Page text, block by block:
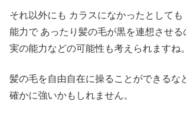
それ以外にも カラスになかったとして
能力で あったり髪の毛が黒を連想させ
実の能力などの可能性も考えられますね。
髪の毛を自由自在に操ることができるな
確かに強いかもしれません。